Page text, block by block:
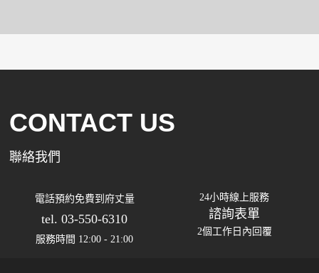
CONTACT US
聯絡我們
電話預約免費到府丈量
tel. 03-550-6310
服務時間 12:00 - 21:00
24小時線上服務
諮詢表單
2個工作日內回覆